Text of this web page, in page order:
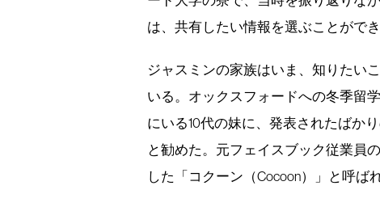
は、共有したい情報を選ぶことがで
ジャスミンの家族はいま、知りたい
いる。オックスフォードへの冬季留
にいる10代の妹に、発表されたばか
と勧めた。元フェイスブック従業員
した「コクーン（Cocoon）」と呼ば